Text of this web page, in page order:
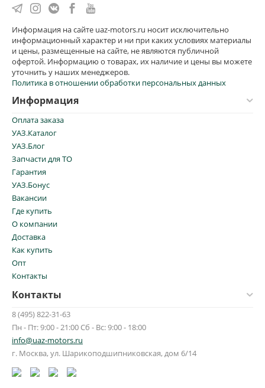
Информация на сайте uaz-motors.ru носит исключительно
информационный характер и ни при каких условиях материалы
и цены, размещенные на сайте, не являются публичной
офертой. Информацию о товарах, их наличие и цены вы можете
уточнить у наших менеджеров.
Политика в отношении обработки персональных данных
Информация
Оплата заказа
УАЗ.Каталог
УАЗ.Блог
Запчасти для ТО
Гарантия
УАЗ.Бонус
Вакансии
Где купить
О компании
Доставка
Как купить
Опт
Контакты
Контакты
8 (495) 822-31-63
Пн - Пт: 9:00 - 21:00 Сб - Вс: 9:00 - 18:00
info@uaz-motors.ru
г. Москва, ул. Шарикоподшипниковская, дом 6/14